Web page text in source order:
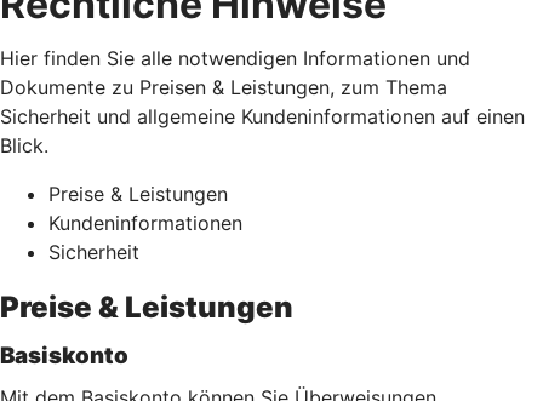
Hier finden Sie alle notwendigen Informationen und
Dokumente zu Preisen & Leistungen, zum Thema
Sicherheit und allgemeine Kundeninformationen auf einen
Blick.
Preise & Leistungen
Kundeninformationen
Sicherheit
Preise & Leistungen
Basiskonto